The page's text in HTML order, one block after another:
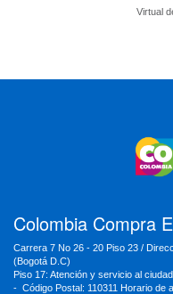
Virtual
Colombia Compra
Carrera 7 No 26 - 20 Piso 23 /
(Bogotá D.C)
Piso 17: Atención y servicio al
- Código Postal: 110311 Horario de